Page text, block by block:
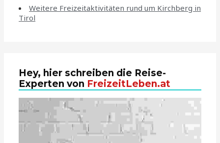
Weitere Freizeitaktivitäten rund um Kirchberg in
Tirol
Hey, hier schreiben die Reise-
Experten von FreizeitLeben.at